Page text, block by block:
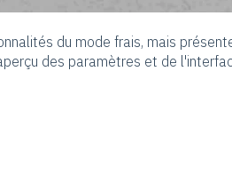
du mode frais, mais
des paramètres et de